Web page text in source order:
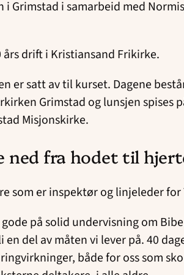
i Grimstad i samarbeid med
drift i Kristiansand Frikirke.
er satt av til kurset. Dagene
Grimstad og lunsjen
Misjonskirke.
ned fra hodet til
som er inspektør og linjeleder
på solid undervisning om
del av måten vi lever på. 40
både for oss som